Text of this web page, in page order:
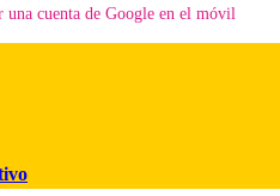
una cuenta de Google en el móvil